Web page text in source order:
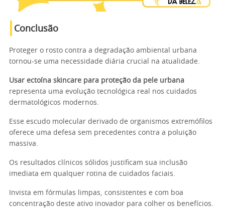
Conclusão
Proteger o rosto contra a degradação ambiental urbana
tornou-se uma necessidade diária crucial na atualidade.
Usar ectoína skincare para proteção da pele urbana
representa uma evolução tecnológica real nos cuidados
dermatológicos modernos.
Esse escudo molecular derivado de organismos extremófilos
oferece uma defesa sem precedentes contra a poluição
massiva.
Os resultados clínicos sólidos justificam sua inclusão
imediata em qualquer rotina de cuidados faciais.
Invista em fórmulas limpas, consistentes e com boa
concentração deste ativo inovador para colher os benefícios.